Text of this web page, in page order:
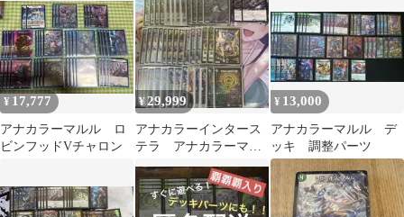
ンマルル
¥ 17,777
アナカラーマルル ロ
ビンフッドVチャロン
¥ 29,999
アナカラーインタース
テラ アナカラーマル
ル デッキ
¥ 13,000
アナカラーマルル デ
ッキ 調整パーツ